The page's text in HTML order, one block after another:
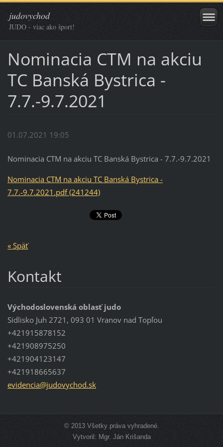
judovychod
JUDO - viac ako šport!
Nominacia CTM na akciu
TC Banská Bystrica -
7.7.-9.7.2021
01.07.2021 19:05
Nominacia CTM na akciu TC Banská Bystrica - 7.7.-9.7.2021
Nominacia CTM na akciu TC Banská Bystrica -
7.7.-9.7.2021.pdf (241244)
« Späť
Kontakt
Východoslovenská oblasť judo
Sídlisko Juh 2721, 093 01 Vranov nad Topľou
+421915878152
+421908975250
+421904123147
+421918665637
evidencia@judovychod.sk
© 2013 Všetky práva vyhradené.
Vytvoril: Mgr. Ján Krišanda